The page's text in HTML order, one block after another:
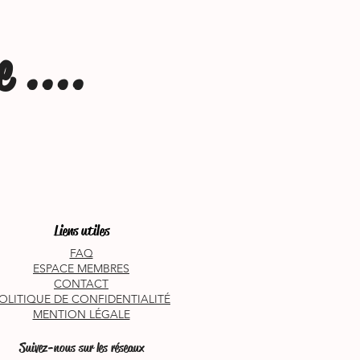
....
Liens utiles
FAQ
ESPACE MEMBRES
CONTACT
DE CONFIDENTIALITÉ
MENTION LÉGALE
Suivez-nous sur les réseaux